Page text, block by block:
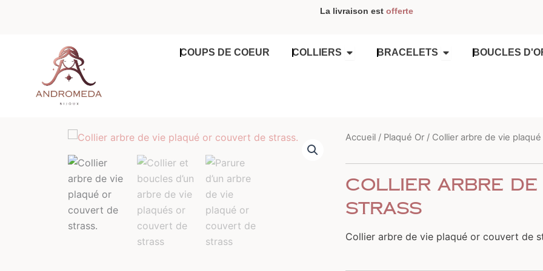
La livraison est offerte
COUPS DE COEUR COLLIERS OUVRIR COLLIERS
BRACELETS OUVRIR BRACELETS
BOUCLES
Accueil / Plaqué Or / Collier arbre de vie
Collier arbre de
strass
Collier arbre de vie plaqué or couvert de